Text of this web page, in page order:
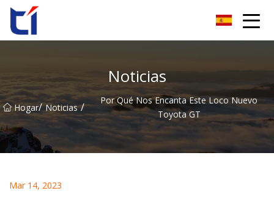
Noticias
Hogar/ Noticias /
Por Qué Nos Encanta Este Loco Nuevo
Toyota GT
Mar 14, 2023